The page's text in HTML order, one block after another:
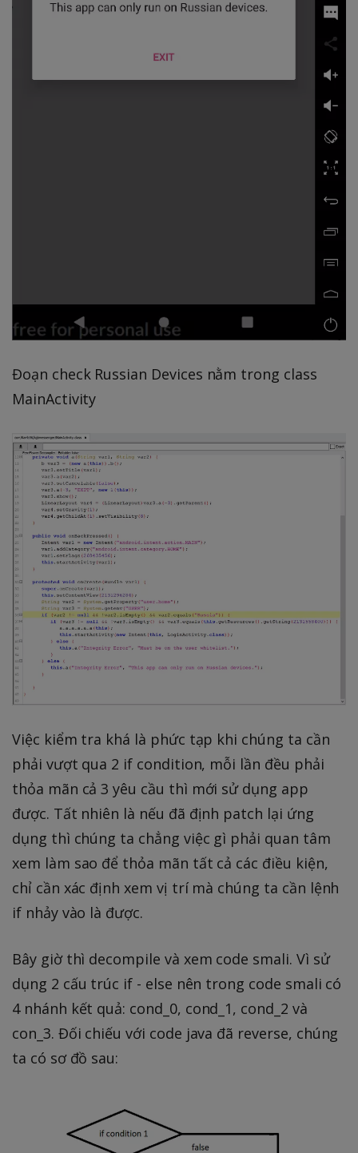
Đoạn check Russian Devices nằm trong class
MainActivity
Việc kiểm tra khá là phức tạp khi chúng ta cần
phải vượt qua 2 if condition, mỗi lần đều phải
thỏa mãn cả 3 yêu cầu thì mới sử dụng app
được. Tất nhiên là nếu đã định patch lại ứng
dụng thì chúng ta chẳng việc gì phải quan tâm
xem làm sao để thỏa mãn tất cả các điều kiện,
chỉ cần xác định xem vị trí mà chúng ta cần lệnh
if nhảy vào là được.
Bây giờ thì decompile và xem code smali. Vì sử
dụng 2 cấu trúc if - else nên trong code smali có
4 nhánh kết quả: cond_0, cond_1, cond_2 và
con_3. Đối chiếu với code java đã reverse, chúng
ta có sơ đồ sau: